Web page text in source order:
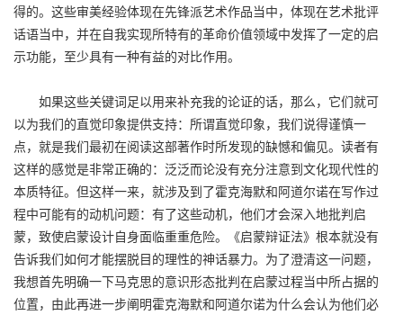
得的。这些审美经验体现在先锋派艺术作品当中，体现在艺术批评
话语当中，并在自我实现所特有的革命价值领域中发挥了一定的启
示功能，至少具有一种有益的对比作用。
如果这些关键词足以用来补充我的论证的话，那么，它们就可
以为我们的直觉印象提供支持：所谓直觉印象，我们说得谨慎一
点，就是我们最初在阅读这部著作时所发现的缺憾和偏见。读者有
这样的感觉是非常正确的：泛泛而论没有充分注意到文化现代性的
本质特征。但这样一来，就涉及到了霍克海默和阿道尔诺在写作过
程中可能有的动机问题：有了这些动机，他们才会深入地批判启
蒙，致使启蒙设计自身面临重重危险。《启蒙辩证法》根本就没有
告诉我们如何才能摆脱目的理性的神话暴力。为了澄清这一问题，
我想首先明确一下马克思的意识形态批判在启蒙过程当中所占据的
位置，由此再进一步阐明霍克海默和阿道尔诺为什么会认为他们必